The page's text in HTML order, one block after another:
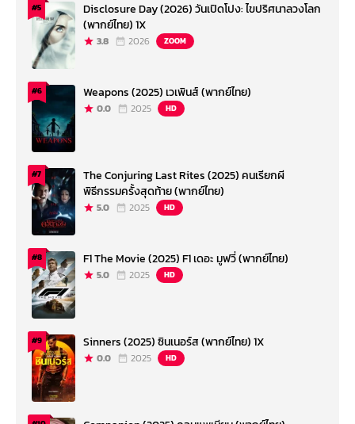
#5
Disclosure Day (2026) วันเปิดโปง: ไขปริศนาลวงโลก
(พากย์ไทย) 1X
3.8 2026 ZOOM
#6 Weapons (2025) เวเพินส์ (พากย์ไทย)
0.0 2025 HD
#7
The Conjuring Last Rites (2025) คนเรียกผี
พิธีกรรมครั้งสุดท้าย (พากย์ไทย)
5.0 2025 HD
#8 F1 The Movie (2025) F1 เดอะ มูฟวี่ (พากย์ไทย)
5.0 2025 HD
#9 Sinners (2025) ซินเนอร์ส (พากย์ไทย) 1X
0.0 2025 HD